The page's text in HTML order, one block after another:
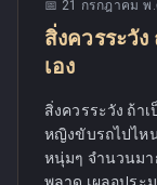
📅 21 กรกฎาคม พ
สิ่งควรระวั
เอง
สิ่งควรระวัง ถ้า
หญิงขับรถไปไห
หนุ่มๆ จำนวนมา